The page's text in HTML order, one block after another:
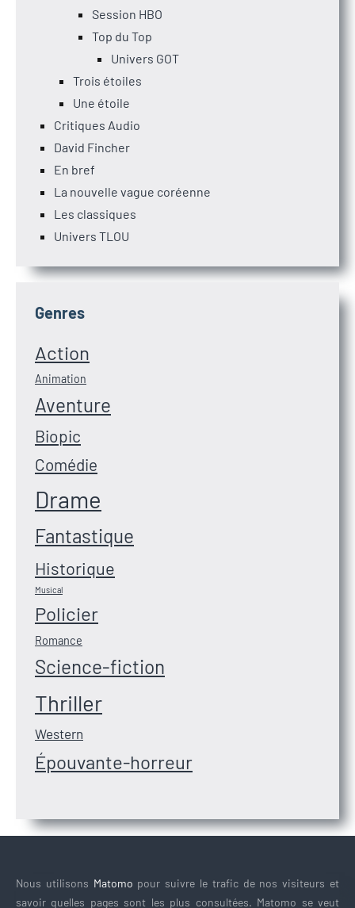
Session HBO
Top du Top
Univers GOT
Trois étoiles
Une étoile
Critiques Audio
David Fincher
En bref
La nouvelle vague coréenne
Les classiques
Univers TLOU
Genres
Action
Animation
Aventure
Biopic
Comédie
Drame
Fantastique
Historique
Musical
Policier
Romance
Science-fiction
Thriller
Western
Épouvante-horreur
Nous utilisons Matomo pour suivre le trafic de nos visiteurs et
savoir quelles pages sont les plus consultées. Matomo se veut